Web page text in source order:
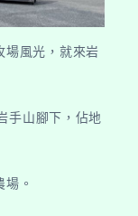
場風光，就來岩
手山腳下，佔地
。